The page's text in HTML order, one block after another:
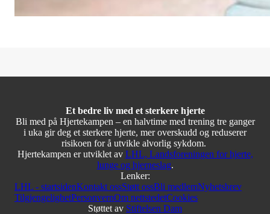
Et bedre liv med et sterkere hjerte
Bli med på Hjertekampen – en halvtime med trening tre ganger
i uka gir deg et sterkere hjerte, mer overskudd og reduserer
risikoen for å utvikle alvorlig sykdom.
Hjertekampen er utviklet av LHL, Landsforeningen for hjerte,
lunge og hjerneslag.
Lenker:
LHL - startsidenKontakt ossStøtt ossBli medlemNyhetsbrev
TilgjengelighetPersonvernOm nettstedetCookies
Støttet av Stiftelsen Dam